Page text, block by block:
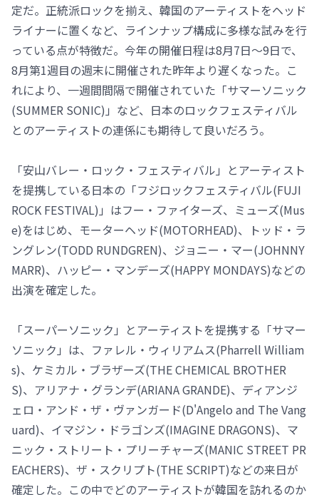
定だ。正統派ロックを揃え、韓国のアーティストをヘッド
ライナーに置くなど、ラインナップ構成に多様な試みを行
っている点が特徴だ。今年の開催日程は8月7日～9日で、
8月第1週目の週末に開催された昨年より遅くなった。こ
れにより、一週間間隔で開催されていた「サマーソニック
(SUMMER SONIC)」など、日本のロックフェスティバル
とのアーティストの連係にも期待して良いだろう。
「安山バレー・ロック・フェスティバル」とアーティスト
を提携している日本の「フジロックフェスティバル(FUJI
ROCK FESTIVAL)」はフー・ファイターズ、ミューズ(Mus
e)をはじめ、モーターヘッド(MOTORHEAD)、トッド・ラ
ングレン(TODD RUNDGREN)、ジョニー・マー(JOHNNY
MARR)、ハッピー・マンデーズ(HAPPY MONDAYS)などの
出演を確定した。
「スーパーソニック」とアーティストを提携する「サマー
ソニック」は、ファレル・ウィリアムス(Pharrell William
s)、ケミカル・ブラザーズ(THE CHEMICAL BROTHER
S)、アリアナ・グランデ(ARIANA GRANDE)、ディアンジ
ェロ・アンド・ザ・ヴァンガード(D'Angelo and The Vang
uard)、イマジン・ドラゴンズ(IMAGINE DRAGONS)、マ
ニック・ストリート・プリーチャーズ(MANIC STREET PR
EACHERS)、ザ・スクリプト(THE SCRIPT)などの来日が
確定した。この中でどのアーティストが韓国を訪れるのか